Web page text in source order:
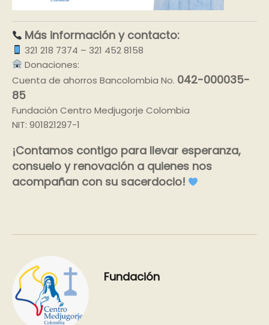
Más información y contacto:
321 218 7374 – 321 452 8158
Donaciones:
Cuenta de ahorros Bancolombia No. 042-000035-
85
Fundación Centro Medjugorje Colombia
NIT: 901821297-1
¡Contamos contigo para llevar esperanza,
consuelo y renovación a quienes nos
acompañan con su sacerdocio!
Fundación